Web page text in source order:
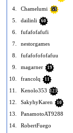
4.
Chamelumi 53
5.
dailinli 60
6.
fufafofafufi
7.
nestorgames
8.
fufafofofofafuu
9.
magarner 19
10.
francolq 11
11.
Kenolo353 123
12.
SakyhyKaren 10
13.
PanamotoAT9288
14.
RobertFuego